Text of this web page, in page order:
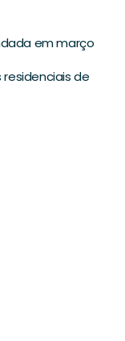
em março
de